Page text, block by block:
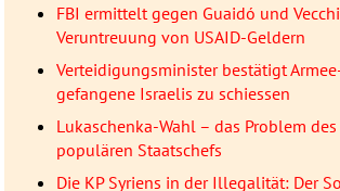
FBI ermittelt gegen Guaidó und
Veruntreuung von USAID-Geldern
Verteidigungsminister bestätigt
gefangene Israelis zu schiessen
Lukaschenka-Wahl – das Problem
populären Staatschefs
Die KP Syriens in der Illegalität: Der